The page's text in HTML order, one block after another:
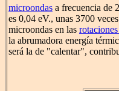
microondas a frecuencia de
es 0,04 eV., unas 3700
microondas en las
la abrumadora energía
será la de "calentar",